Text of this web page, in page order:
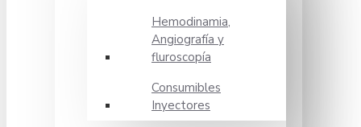
Hemodinamia,
Angiografía y
fluroscopía
Consumibles
Inyectores